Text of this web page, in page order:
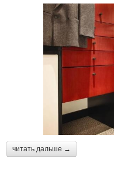
читать дальше →